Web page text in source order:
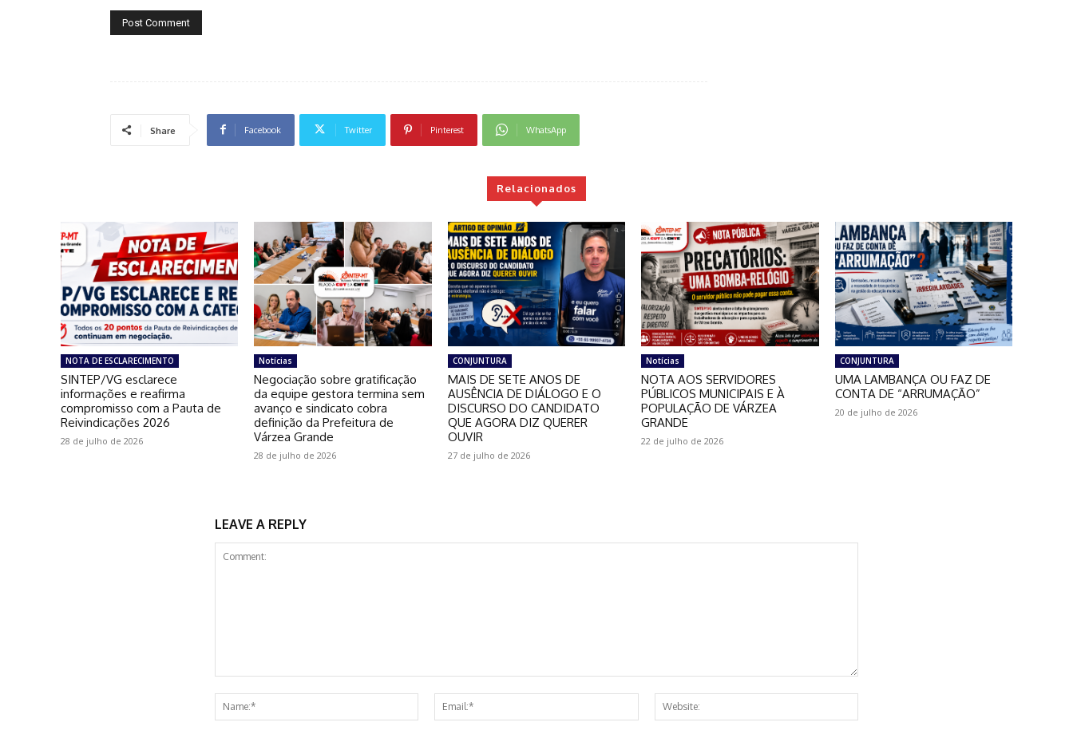
Share Facebook Twitter Pinterest WhatsApp
Relacionados
NOTA DE ESCLARECIMENTO
SINTEP/VG esclarece
informações e reafirma
compromisso com a Pauta de
Reivindicações 2026
28 de julho de 2026
Notícias
Negociação sobre gratificação
da equipe gestora termina sem
avanço e sindicato cobra
definição da Prefeitura de
Várzea Grande
28 de julho de 2026
CONJUNTURA
MAIS DE SETE ANOS DE
AUSÊNCIA DE DIÁLOGO E O
DISCURSO DO CANDIDATO
QUE AGORA DIZ QUERER
OUVIR
27 de julho de 2026
Notícias
NOTA AOS SERVIDORES
PÚBLICOS MUNICIPAIS E À
POPULAÇÃO DE VÁRZEA
GRANDE
22 de julho de 2026
CONJUNTURA
UMA LAMBANÇA OU FAZ DE
CONTA DE “ARRUMAÇÃO”
20 de julho de 2026
LEAVE A REPLY
Name:*
Email:*